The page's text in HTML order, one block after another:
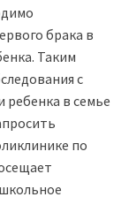
брака в
Таким
с
ребенка в семье
по